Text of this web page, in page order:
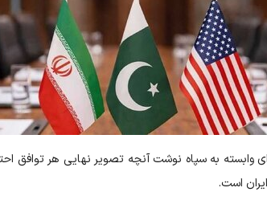
ای وابسته به سپاه نوشت آنچه تصویر نهایی هر توافق
است.